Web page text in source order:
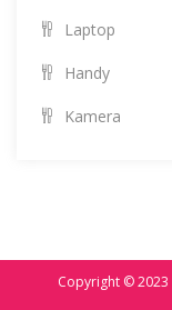
Laptop
Handy
Kamera
Copyright © 2023